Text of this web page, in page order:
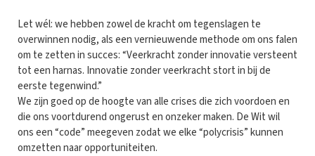
Let wél: we hebben zowel de kracht om tegenslagen te
overwinnen nodig, als een vernieuwende methode om ons falen
om te zetten in succes: “Veerkracht zonder innovatie versteent
tot een harnas. Innovatie zonder veerkracht stort in bij de
eerste tegenwind.”
We zijn goed op de hoogte van alle crises die zich voordoen en
die ons voortdurend ongerust en onzeker maken. De Wit wil
ons een “code” meegeven zodat we elke “polycrisis” kunnen
omzetten naar opportuniteiten.